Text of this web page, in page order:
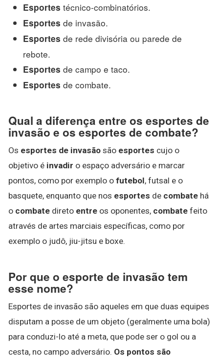
Esportes técnico-combinatórios.
Esportes de invasão.
Esportes de rede divisória ou parede de
rebote.
Esportes de campo e taco.
Esportes de combate.
Qual a diferença entre os esportes de
invasão e os esportes de combate?
Os esportes de invasão são esportes cujo o
objetivo é invadir o espaço adversário e marcar
pontos, como por exemplo o futebol, futsal e o
basquete, enquanto que nos esportes de combate há
o combate direto entre os oponentes, combate feito
através de artes marciais específicas, como por
exemplo o judô, jiu-jitsu e boxe.
Por que o esporte de invasão tem
esse nome?
Esportes de invasão são aqueles em que duas equipes
disputam a posse de um objeto (geralmente uma bola)
para conduzi-lo até a meta, que pode ser o gol ou a
cesta, no campo adversário. Os pontos são